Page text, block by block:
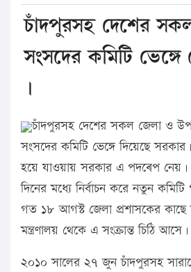
চাঁদপুরসহ দেশের সকল
সংসদের কমিটি ভেঙ্গে
।
চাঁদপুরসহ দেশের সকল জেলা ও
সংসদের কমিটি ভেঙ্গে দিয়েছে
হয়ে যাওয়ায় সরকার এ পদৰেপ
দিনের মধ্যে নির্বাচন করে নতুন
গত ১৮ আগস্ট জেলা প্রশাসকের কাছে
মন্ত্রণালয় থেকে এ সংক্রান্ত চিঠি আসে।
২০১০ সালের ২৭ জুন চাঁদপুরসহ